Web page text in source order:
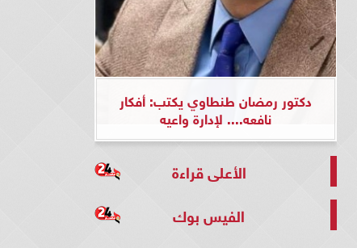
دكتور رمضان طنطاوي يكتب: أفكار
نافعه.... لإدارة واعيه
الأعلى قراءة
الفيس بوك